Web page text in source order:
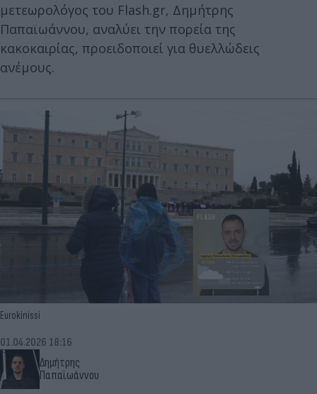
μετεωρολόγος του Flash.gr, Δημήτρης
Παπαϊωάννου, αναλύει την πορεία της
κακοκαιρίας, προειδοποιεί για θυελλώδεις
ανέμους.
Eurokinissi
Δημήτρης
Παπαϊωάννου
01.04.2026 18:16